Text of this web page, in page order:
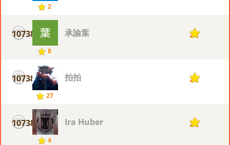
2
10738
8
承諭葉 2
10738
27
拍拍 2
10738
4
Ira Huber 2